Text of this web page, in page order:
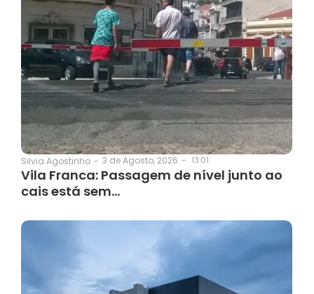
Silvia Agostinho - 3 de Agosto, 2026 - 13:01
Vila Franca: Passagem de nível junto ao
cais está sem…